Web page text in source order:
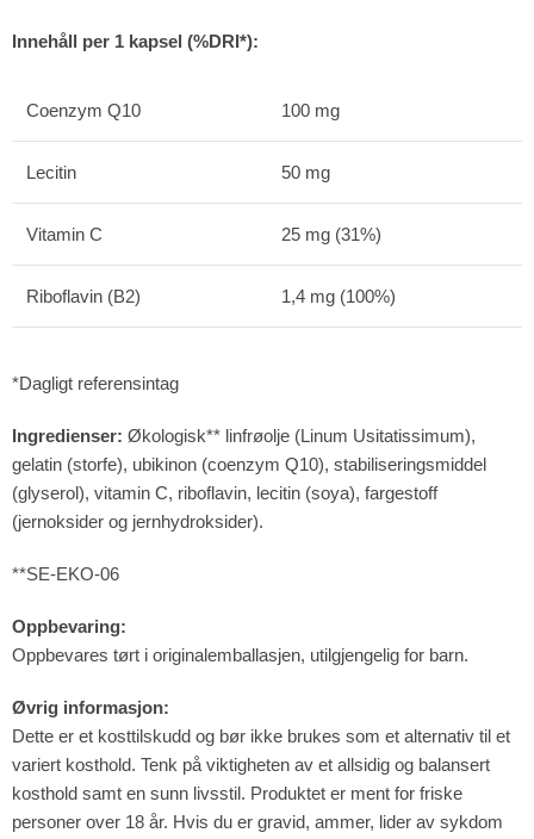
Innehåll per 1 kapsel (%DRI*):
Coenzym Q10 100 mg
Lecitin 50 mg
Vitamin C 25 mg (31%)
Riboflavin (B2) 1,4 mg (100%)
*Dagligt referensintag
Ingredienser: Økologisk** linfrøolje (Linum Usitatissimum),
gelatin (storfe), ubikinon (coenzym Q10), stabiliseringsmiddel
(glyserol), vitamin C, riboflavin, lecitin (soya), fargestoff
(jernoksider og jernhydroksider).
**SE-EKO-06
Oppbevaring:
Oppbevares tørt i originalemballasjen, utilgjengelig for barn.
Øvrig informasjon:
Dette er et kosttilskudd og bør ikke brukes som et alternativ til et
variert kosthold. Tenk på viktigheten av et allsidig og balansert
kosthold samt en sunn livsstil. Produktet er ment for friske
personer over 18 år. Hvis du er gravid, ammer, lider av sykdom